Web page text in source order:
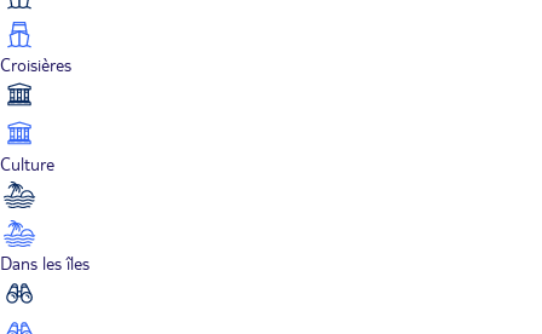
Croisières
Culture
Dans les îles